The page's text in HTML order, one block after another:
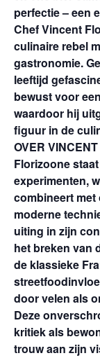
perfectie – een
Chef Vincent
culinaire rebel
gastronomie.
leeftijd
bewust voor
waardoor hij
figuur in de
OVER
Florizoone
experimenten,
combineert
moderne
uiting in zijn
het breken van
de klassieke
door velen als
Deze
kritiek als
trouw aan zijn